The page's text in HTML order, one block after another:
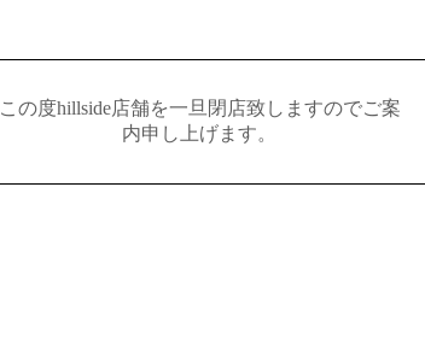
この度hillside店舗を一旦閉店致しますのでご案
内申し上げます。